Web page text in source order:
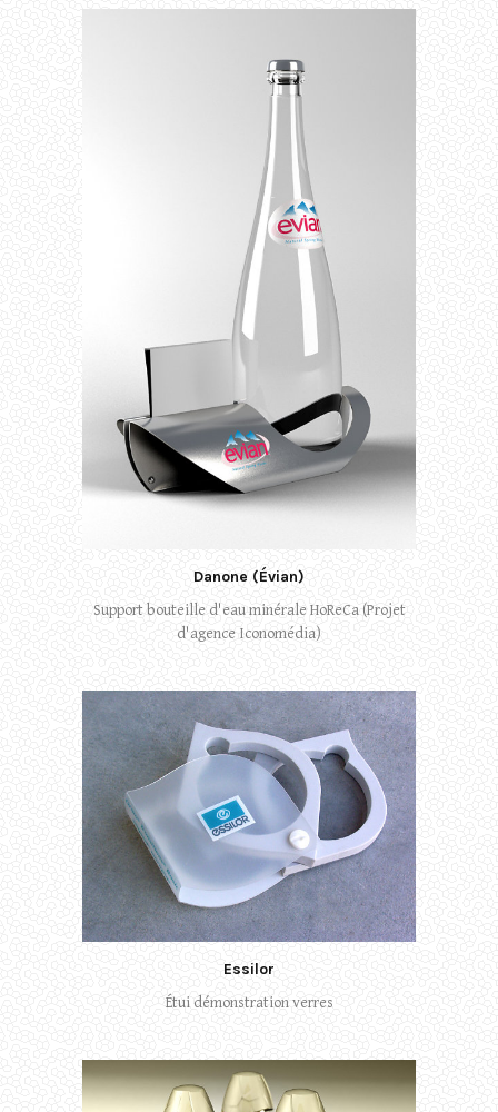
Danone (Évian)
Support bouteille d'eau minérale HoReCa (Projet
d'agence Iconomédia)
Essilor
Étui démonstration verres